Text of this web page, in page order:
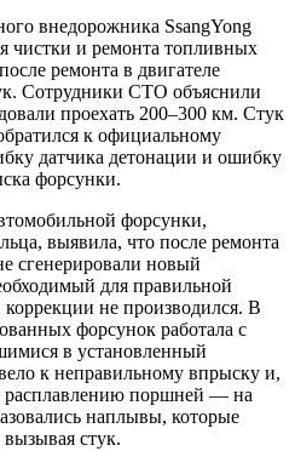
внедорожника SsangYong
чистки и ремонта топливных
ремонта в двигателе
Сотрудники СТО объяснили
проехать 200–300 км. Стук
к официальному
датчика детонации и ошибку
форсунки.
форсунки,
выявила, что после ремонта
сгенерировали новый
для правильной
не производился. В
форсунок работала с
в установленный
к неправильному впрыску и,
расплавлению поршней — на
наплывы, которые
стук.